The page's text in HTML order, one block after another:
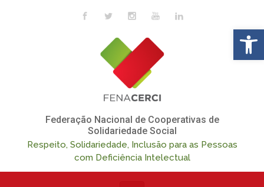
Skip to main content
Federação Nacional de Cooperativas de
Solidariedade Social
Respeito, Solidariedade, Inclusão para as Pessoas
com Deficiência Intelectual